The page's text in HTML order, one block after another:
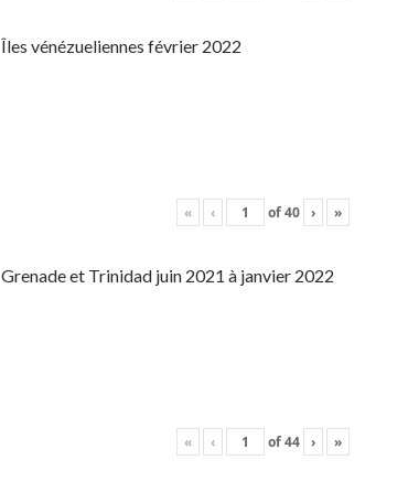
Îles vénézueliennes février 2022
« ‹ of40 › »
Grenade et Trinidad juin 2021 à janvier 2022
« ‹ of44 › »